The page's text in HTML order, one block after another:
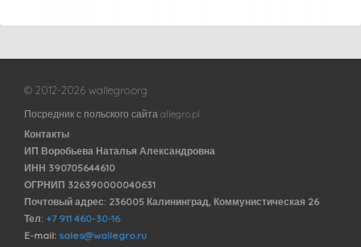
© 2012-2026 wallegro.org
Посредник с польского сайта allegro.pl
Контакты
ИП Воробьева Наталья Александровна
ИНН 390705644610
ОГРНИП 326390000040631
Почтовый адрес: 236005 Калининград, Коммунистическая 26
Тел: +7 911 460-30-16
E-mail: sales@wallegro.ru